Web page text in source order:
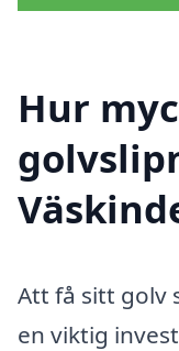
Hur
Att få sitt golv
en viktig